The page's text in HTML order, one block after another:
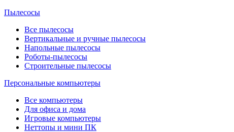
Пылесосы
Все пылесосы
Вертикальные и ручные пылесосы
Напольные пылесосы
Роботы-пылесосы
Строительные пылесосы
Персональные компьютеры
Все компьютеры
Для офиса и дома
Игровые компьютеры
Неттопы и мини ПК